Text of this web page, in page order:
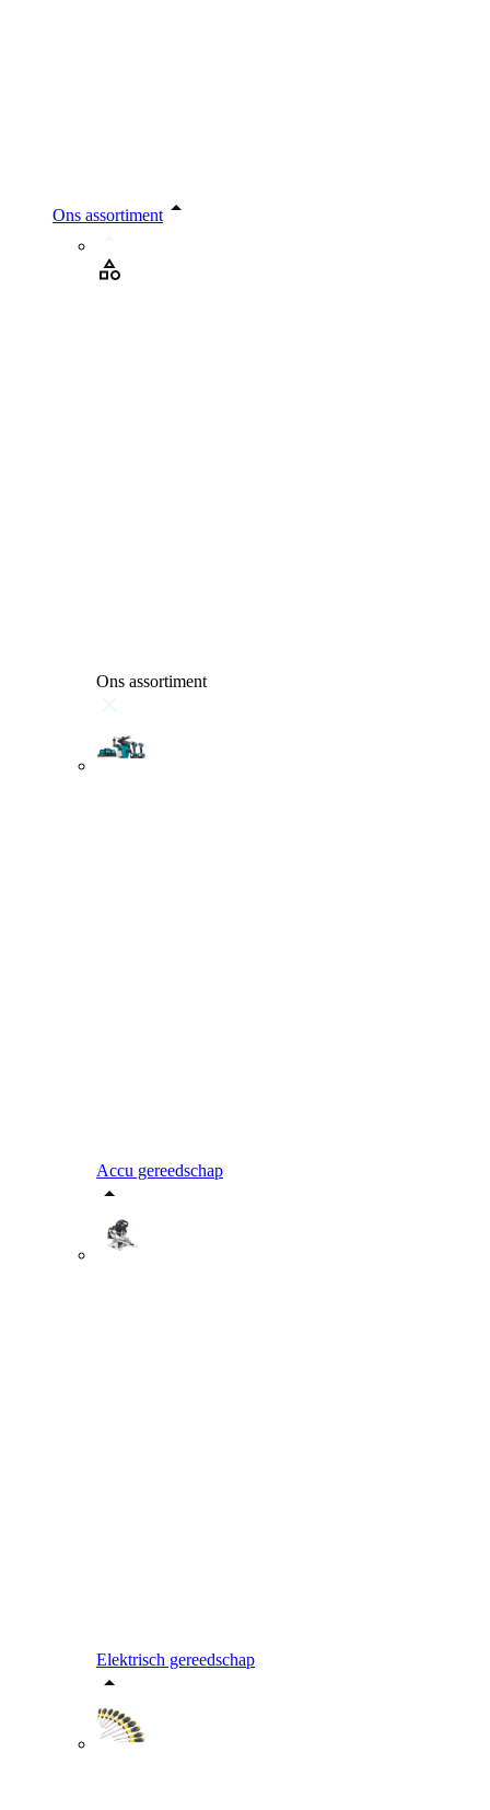
Ons assortiment
Ons assortiment
Accu gereedschap
Elektrisch gereedschap